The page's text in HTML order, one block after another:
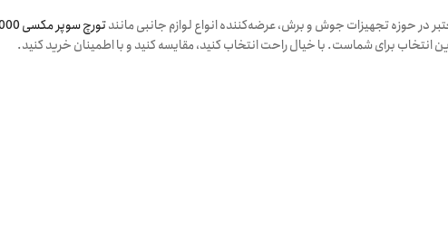
در حوزه تجهیزات جوش و برش، عرضه‌کننده انواع لوازم جانبی مانندتورچ سوپر مکسی 4000 Super maxi جوشا
انتخاب برای شماست. با خیال راحت انتخاب کنید، مقایسه کنید و با اطمینان خرید کنید.